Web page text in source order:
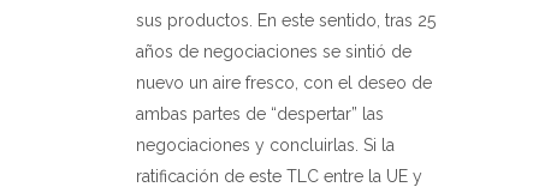
sus productos. En este sentido, tras 25
años de negociaciones se sintió de
nuevo un aire fresco, con el deseo de
ambas partes de “despertar” las
negociaciones y concluirlas. Si la
ratificación de este TLC entre la UE y